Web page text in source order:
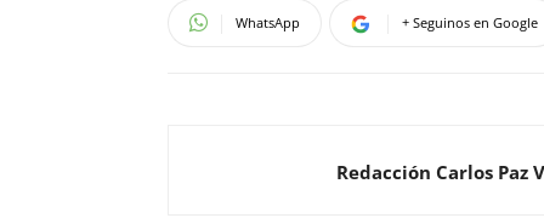
WhatsApp + Seguinos en Google
Redacción Carlos Paz